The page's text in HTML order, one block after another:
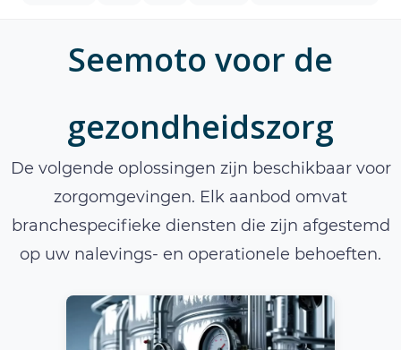
Seemoto voor de
gezondheidszorg
De volgende oplossingen zijn beschikbaar voor
zorgomgevingen. Elk aanbod omvat
branchespecifieke diensten die zijn afgestemd
op uw nalevings- en operationele behoeften.